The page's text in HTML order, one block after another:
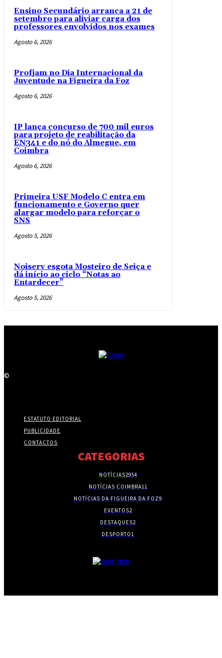
Ensino Secundário arranca a 21 de
setembro para aliviar carga dos
professores envolvidos nos exames
Agosto 6, 2026
Profjam no Dia Internacional da
Juventude na Figueira da Foz
Agosto 6, 2026
IP lança concurso de 700 mil euros
para projeto de reabilitação da
EN341 e do nó do Almegue, em
Coimbra
Agosto 6, 2026
Primeira USF Modelo C entra em
funcionamento e Governo quer
alargar modelo para reforçar o
SNS
Agosto 5, 2026
Noiserv esgota Mosteiro de Seiça e
dá início ao ciclo “Notas ao
Entardecer”
Agosto 5, 2026
©
ESTATUTO EDITORIAL
PUBLICIDADE
CONTACTOS
CATEGORIAS
NOTÍCIAS2954
NOTÍCIAS COIMBRA11
NOTÍCIAS DA FIGUEIRA DA FOZ9
EVENTOS2
DESTAQUES2
DESPORTO1